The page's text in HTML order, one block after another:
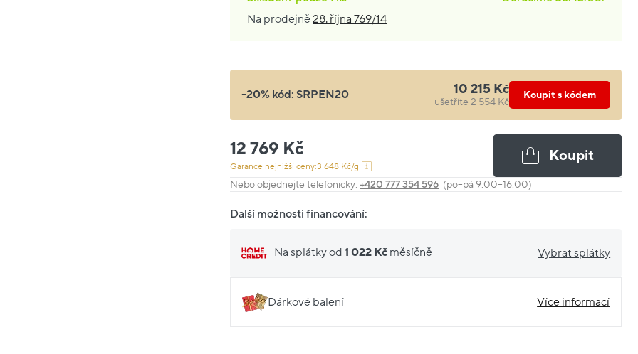
Na prodejně28. října 769/14
-20% kód:SRPEN20 10 215 Kč
ušetříte 2 554 Kč
Koupit s kódem
12 769 Kč
Garance nejnižší ceny:3 648 Kč/g
Koupit
Nebo objednejte telefonicky:+420 777 354 596 (po–pá 9:00–16:00)
Další možnosti financování:
Na splátky od1 022 Kč měsíčně Vybrat splátky
Dárkové balení Více informací